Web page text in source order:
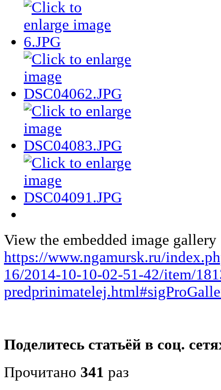
View the embedded image
https://www.ngamursk.ru/
16/2014-10-10-02-51-42/item/
Поделитесь статьёй в соц.
Прочитано 341 раз